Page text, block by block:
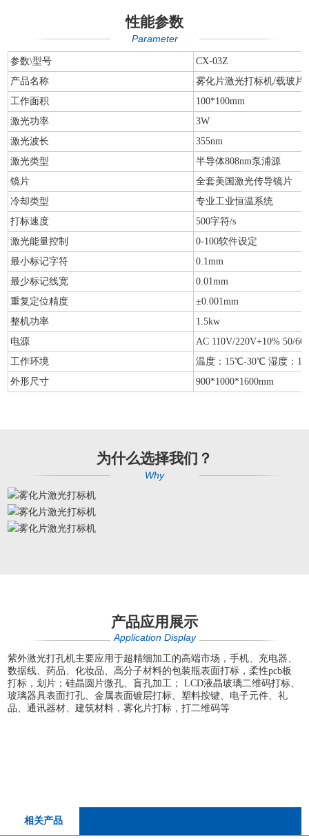
性能参数
Parameter
参数\型号
CX-03Z
产品名称
雾化片激光打标机/载玻片
工作面积
100*100mm
激光功率
3W
激光波长
355nm
激光类型
半导体808nm泵浦源
镜片
全套美国激光传导镜片
冷却类型
专业工业恒温系统
打标速度
500字符/s
激光能量控制
0-100软件设定
最小标记字符
0.1mm
最少标记线宽
0.01mm
重复定位精度
±0.001mm
整机功率
1.5kw
电源
AC 110V/220V+10% 50/
工作环境
温度：15℃-30℃ 湿度：
外形尺寸
900*1000*1600mm
为什么选择我们？
Why
产品应用展示
Application Display
紫外激光打孔机主要应用于超精细加工的高端市场，手机、充电器、
数据线、药品、化妆品、高分子材料的包装瓶表面打标，柔性pcb板
打标，划片；硅晶圆片微孔、盲孔加工； LCD液晶玻璃二维码打标、
玻璃器具表面打孔、金属表面镀层打标、塑料按键、电子元件、礼
品、通讯器材、建筑材料，雾化片打标，打二维码等
相关产品